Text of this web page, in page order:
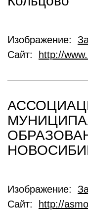
Изображение:
Сайт:
http://
Изображение:
Сайт:
http://